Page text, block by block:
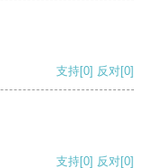
支持[0] 反对[0]
支持[0] 反对[0]